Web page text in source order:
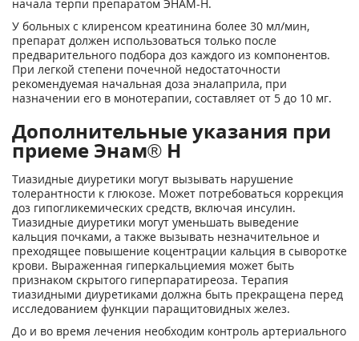
начала терпи препаратом ЭНАМ-Н.
У больных с клиренсом креатинина более 30 мл/мин,
препарат должен использоваться только после
предварительного подбора доз каждого из компонентов.
При легкой степени почечной недостаточности
рекомендуемая начальная доза эналаприла, при
назначении его в монотерапии, составляет от 5 до 10 мг.
Дополнительные указания при
приеме Энам® Н
Тиазидные диуретики могут вызывать нарушение
толерантности к глюкозе. Может потребоваться коррекция
доз гипогликемических средств, включая инсулин.
Тиазидные диуретики могут уменьшать выведение
кальция почками, а также вызывать незначительное и
преходящее повышение коцентрации кальция в сыворотке
крови. Выраженная гиперкальциемия может быть
признаком скрытого гиперпаратиреоза. Терапия
тиазидными диуретиками должна быть прекращена перед
исследованием функции паращитовидных желез.
До и во время лечения необходим контроль артериального